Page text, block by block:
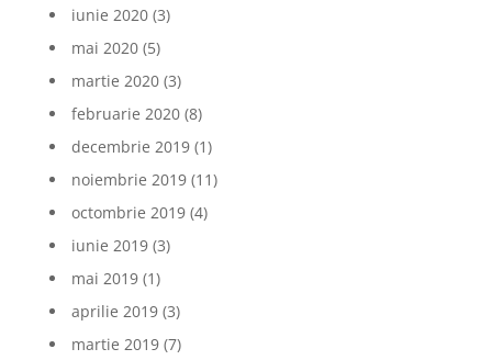
iunie 2020(3)
mai 2020(5)
martie 2020(3)
februarie 2020(8)
decembrie 2019(1)
noiembrie 2019(11)
octombrie 2019(4)
iunie 2019(3)
mai 2019(1)
aprilie 2019(3)
martie 2019(7)